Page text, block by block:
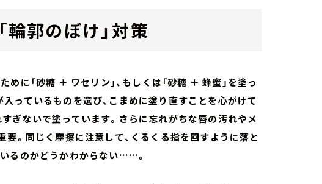
輪郭のぼけ」対策
に「砂糖 ＋ ワセリン」、もしくは「砂糖 ＋ 蜂蜜」を塗っ
っているものを選び、こまめに塗り直すことを心がけて
ぎないで塗っています。さらに忘れがちな唇の汚れやメ
要。同じく摩擦に注意して、くるくる指を回すように落と
るのかどうかわからない……。